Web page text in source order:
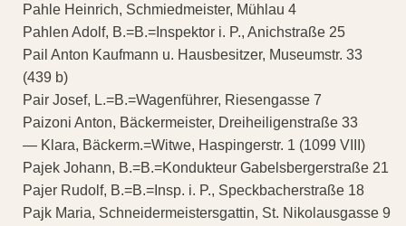
Pahle Heinrich, Schmiedmeister, Mühlau 4
Pahlen Adolf, B.=B.=Inspektor i. P., Anichstraße 25
Pail Anton Kaufmann u. Hausbesitzer, Museumstr. 33
(439 b)
Pair Josef, L.=B.=Wagenführer, Riesengasse 7
Paizoni Anton, Bäckermeister, Dreiheiligenstraße 33
— Klara, Bäckerm.=Witwe, Haspingerstr. 1 (1099 VIII)
Pajek Johann, B.=B.=Kondukteur Gabelsbergerstraße 21
Pajer Rudolf, B.=B.=Insp. i. P., Speckbacherstraße 18
Pajk Maria, Schneidermeistersgattin, St. Nikolausgasse 9